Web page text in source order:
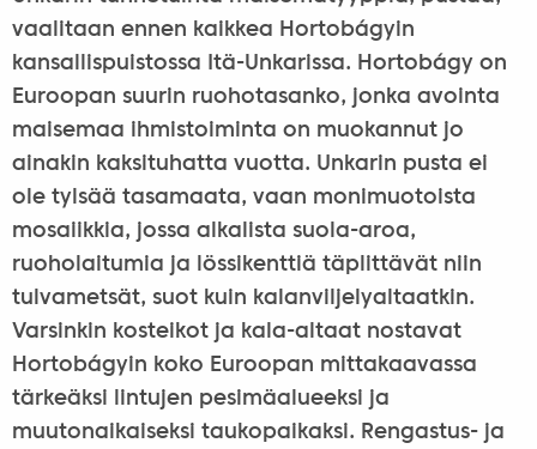
vaalitaan ennen kaikkea Hortobágyin
kansallispuistossa Itä-Unkarissa. Hortobágy on
Euroopan suurin ruohotasanko, jonka avointa
maisemaa ihmistoiminta on muokannut jo
ainakin kaksituhatta vuotta. Unkarin pusta ei
ole tylsää tasamaata, vaan monimuotoista
mosaiikkia, jossa alkalista suola-aroa,
ruoholaitumia ja lössikenttiä täplittävät niin
tulvametsät, suot kuin kalanviljelyaltaatkin.
Varsinkin kosteikot ja kala-altaat nostavat
Hortobágyin koko Euroopan mittakaavassa
tärkeäksi lintujen pesimäalueeksi ja
muutonaikaiseksi taukopaikaksi. Rengastus- ja